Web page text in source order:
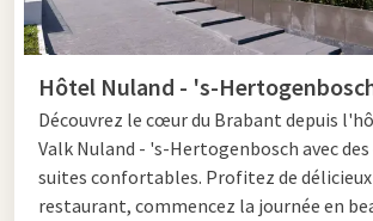
Hôtel Nuland - 's-
Découvrez le cœur du Brabant depuis
Valk Nuland - 's-Hertogenbosch avec
suites confortables. Profitez de
restaurant, commencez la journée en